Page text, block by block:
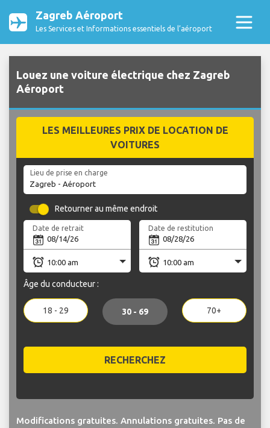
Zagreb Aéroport
Les Services et Informations essentiels de l’aéroport
Louez une voiture électrique chez Zagreb
Aéroport
LES MEILLEURES PRIX DE LOCATION DE
VOITURES
Lieu de prise en charge
Retourner au même endroit
Date de retrait Date de restitution
Âge du conducteur :
18 - 29 30 - 69 70+
RECHERCHEZ
Modifications gratuites. Annulations gratuites. Pas de